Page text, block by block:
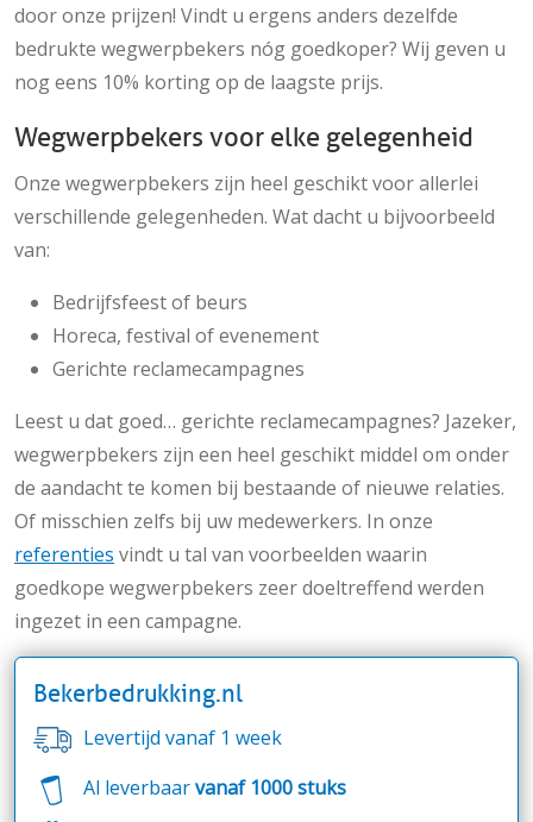
door onze prijzen! Vindt u ergens anders dezelfde
bedrukte wegwerpbekers nóg goedkoper? Wij geven u
nog eens 10% korting op de laagste prijs.
Wegwerpbekers voor elke gelegenheid
Onze wegwerpbekers zijn heel geschikt voor allerlei
verschillende gelegenheden. Wat dacht u bijvoorbeeld
van:
Bedrijfsfeest of beurs
Horeca, festival of evenement
Gerichte reclamecampagnes
Leest u dat goed… gerichte reclamecampagnes? Jazeker,
wegwerpbekers zijn een heel geschikt middel om onder
de aandacht te komen bij bestaande of nieuwe relaties.
Of misschien zelfs bij uw medewerkers. In onze
referenties vindt u tal van voorbeelden waarin
goedkope wegwerpbekers zeer doeltreffend werden
ingezet in een campagne.
Bekerbedrukking.nl
Levertijd vanaf 1 week
Al leverbaarvanaf 1000 stuks